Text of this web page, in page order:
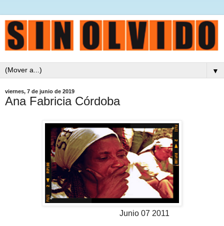
▼
viernes, 7 de junio de 2019
Ana Fabricia Córdoba
Junio 07 2011